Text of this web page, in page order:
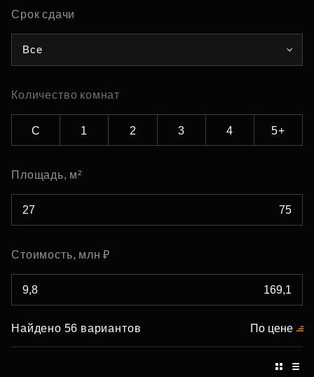
Срок сдачи
Все
Количество комнат
С 1 2 3 4 5+
Площадь, м²
Стоимость, млн ₽
Найдено 56 вариантов По цене